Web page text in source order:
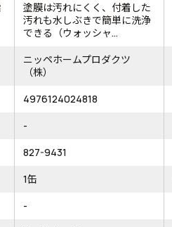
塗膜は汚れにくく、付着した
汚れも水しぶきで簡単に洗浄
できる（ウォッシャ...
ニッペホームプロダクツ
（株）
4976124024818
-
827-9431
1缶
-